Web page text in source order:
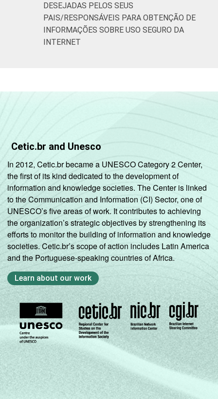
DESEJADAS PELOS SEUS
PAIS/RESPONSÁVEIS PARA OBTENÇÃO DE
INFORMAÇÕES SOBRE USO SEGURO DA
INTERNET
Cetic.br and Unesco
In 2012, Cetic.br became a UNESCO Category 2 Center,
the first of its kind dedicated to the development of
information and knowledge societies. The Center is linked
to the Communication and Information (CI) Sector, one of
UNESCO’s five areas of work. It contributes to achieving
the organization’s strategic objectives by strengthening its
efforts to monitor the building of information and knowledge
societies. Cetic.br’s scope of action includes Latin America
and the Portuguese-speaking countries of Africa.
Learn about our work